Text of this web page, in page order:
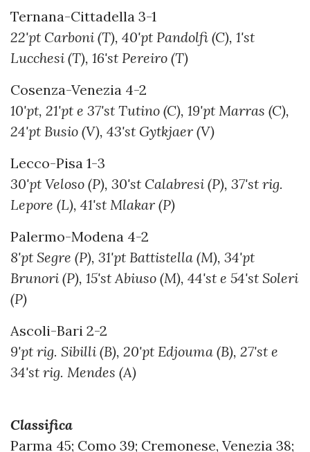
Ternana-Cittadella 3-1
22'pt Carboni (T), 40'pt Pandolfi (C), 1'st
Lucchesi (T), 16'st Pereiro (T)
Cosenza-Venezia 4-2
10'pt, 21'pt e 37'st Tutino (C), 19'pt Marras (C),
24'pt Busio (V), 43'st Gytkjaer (V)
Lecco-Pisa 1-3
30'pt Veloso (P), 30'st Calabresi (P), 37'st rig.
Lepore (L), 41'st Mlakar (P)
Palermo-Modena 4-2
8'pt Segre (P), 31'pt Battistella (M), 34'pt
Brunori (P), 15'st Abiuso (M), 44'st e 54'st Soleri
(P)
Ascoli-Bari 2-2
9'pt rig. Sibilli (B), 20'pt Edjouma (B), 27'st e
34'st rig. Mendes (A)
Classifica
Parma 45; Como 39; Cremonese, Venezia 38;